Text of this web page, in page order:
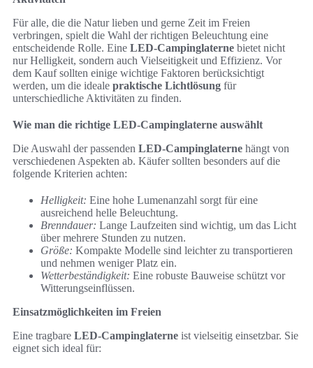
Für alle, die die Natur lieben und gerne Zeit im Freien
verbringen, spielt die Wahl der richtigen Beleuchtung eine
entscheidende Rolle. Eine LED-Campinglaterne bietet nicht
nur Helligkeit, sondern auch Vielseitigkeit und Effizienz. Vor
dem Kauf sollten einige wichtige Faktoren berücksichtigt
werden, um die ideale praktische Lichtlösung für
unterschiedliche Aktivitäten zu finden.
Wie man die richtige LED-Campinglaterne auswählt
Die Auswahl der passenden LED-Campinglaterne hängt von
verschiedenen Aspekten ab. Käufer sollten besonders auf die
folgende Kriterien achten:
Helligkeit: Eine hohe Lumenanzahl sorgt für eine
ausreichend helle Beleuchtung.
Brenndauer: Lange Laufzeiten sind wichtig, um das Licht
über mehrere Stunden zu nutzen.
Größe: Kompakte Modelle sind leichter zu transportieren
und nehmen weniger Platz ein.
Wetterbeständigkeit: Eine robuste Bauweise schützt vor
Witterungseinflüssen.
Einsatzmöglichkeiten im Freien
Eine tragbare LED-Campinglaterne ist vielseitig einsetzbar. Sie
eignet sich ideal für: